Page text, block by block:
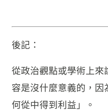
後記：
從政治觀點或學術上來
容是沒什麼意義的，因
何從中得到利益」。